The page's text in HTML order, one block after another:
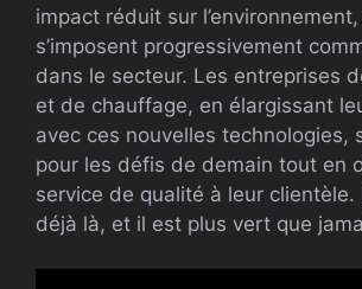
impact réduit sur
s’imposent progressivement
dans le secteur. Les entreprises
et de chauffage, en élargissant
avec ces nouvelles technologies,
pour les défis de demain tout en
service de qualité à leur
déjà là, et il est plus vert que